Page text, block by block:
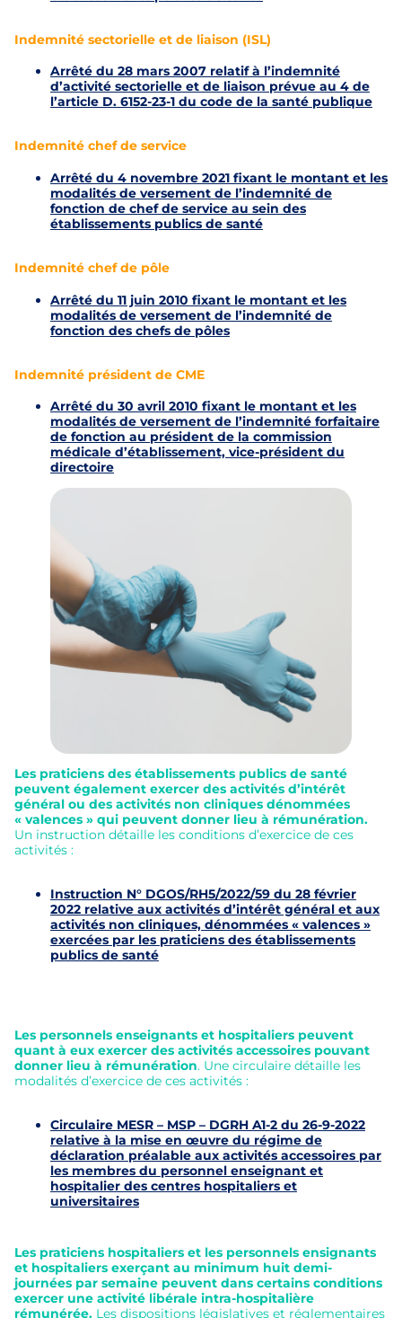
Indemnité sectorielle et de liaison (ISL)
Arrêté du 28 mars 2007 relatif à l’indemnité
d’activité sectorielle et de liaison prévue au 4 de
l’article D. 6152-23-1 du code de la santé publique
Indemnité chef de service
Arrêté du 4 novembre 2021 fixant le montant et les
modalités de versement de l’indemnité de
fonction de chef de service au sein des
établissements publics de santé
Indemnité chef de pôle
Arrêté du 11 juin 2010 fixant le montant et les
modalités de versement de l’indemnité de
fonction des chefs de pôles
Indemnité président de CME
Arrêté du 30 avril 2010 fixant le montant et les
modalités de versement de l’indemnité forfaitaire
de fonction au président de la commission
médicale d’établissement, vice-président du
directoire
Les praticiens des établissements publics de santé
peuvent également exercer des activités d’intérêt
général ou des activités non cliniques dénommées
« valences » qui peuvent donner lieu à rémunération.
Un instruction détaille les conditions d’exercice de ces
activités :
Instruction N° DGOS/RH5/2022/59 du 28 février
2022 relative aux activités d’intérêt général et aux
activités non cliniques, dénommées « valences »
exercées par les praticiens des établissements
publics de santé
Les personnels enseignants et hospitaliers peuvent
quant à eux exercer des activités accessoires pouvant
donner lieu à rémunération. Une circulaire détaille les
modalités d’exercice de ces activités :
Circulaire MESR – MSP – DGRH A1-2 du 26-9-2022
relative à la mise en œuvre du régime de
déclaration préalable aux activités accessoires par
les membres du personnel enseignant et
hospitalier des centres hospitaliers et
universitaires
Les praticiens hospitaliers et les personnels ensignants
et hospitaliers exerçant au minimum huit demi-
journées par semaine peuvent dans certains conditions
exercer une activité libérale intra-hospitalière
rémunérée. Les dispositions législatives et réglementaires